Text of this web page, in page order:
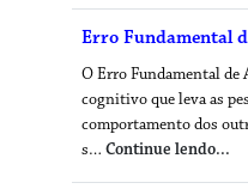
Erro Fundamental
O Erro Fundamental de
cognitivo que leva as
comportamento dos
s… Continue lendo...